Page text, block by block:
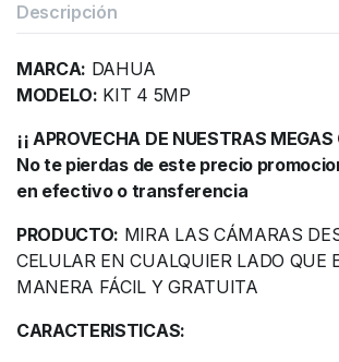
Descripción
MARCA: DAHUA
MODELO: KIT 4 5MP
¡¡ APROVECHA DE NUESTRAS
No te pierdas de este precio
en efectivo o transferencia
PRODUCTO: MIRA LAS CÁMARAS
CELULAR EN CUALQUIER LADO QUE
MANERA FÁCIL Y GRATUITA
CARACTERISTICAS: